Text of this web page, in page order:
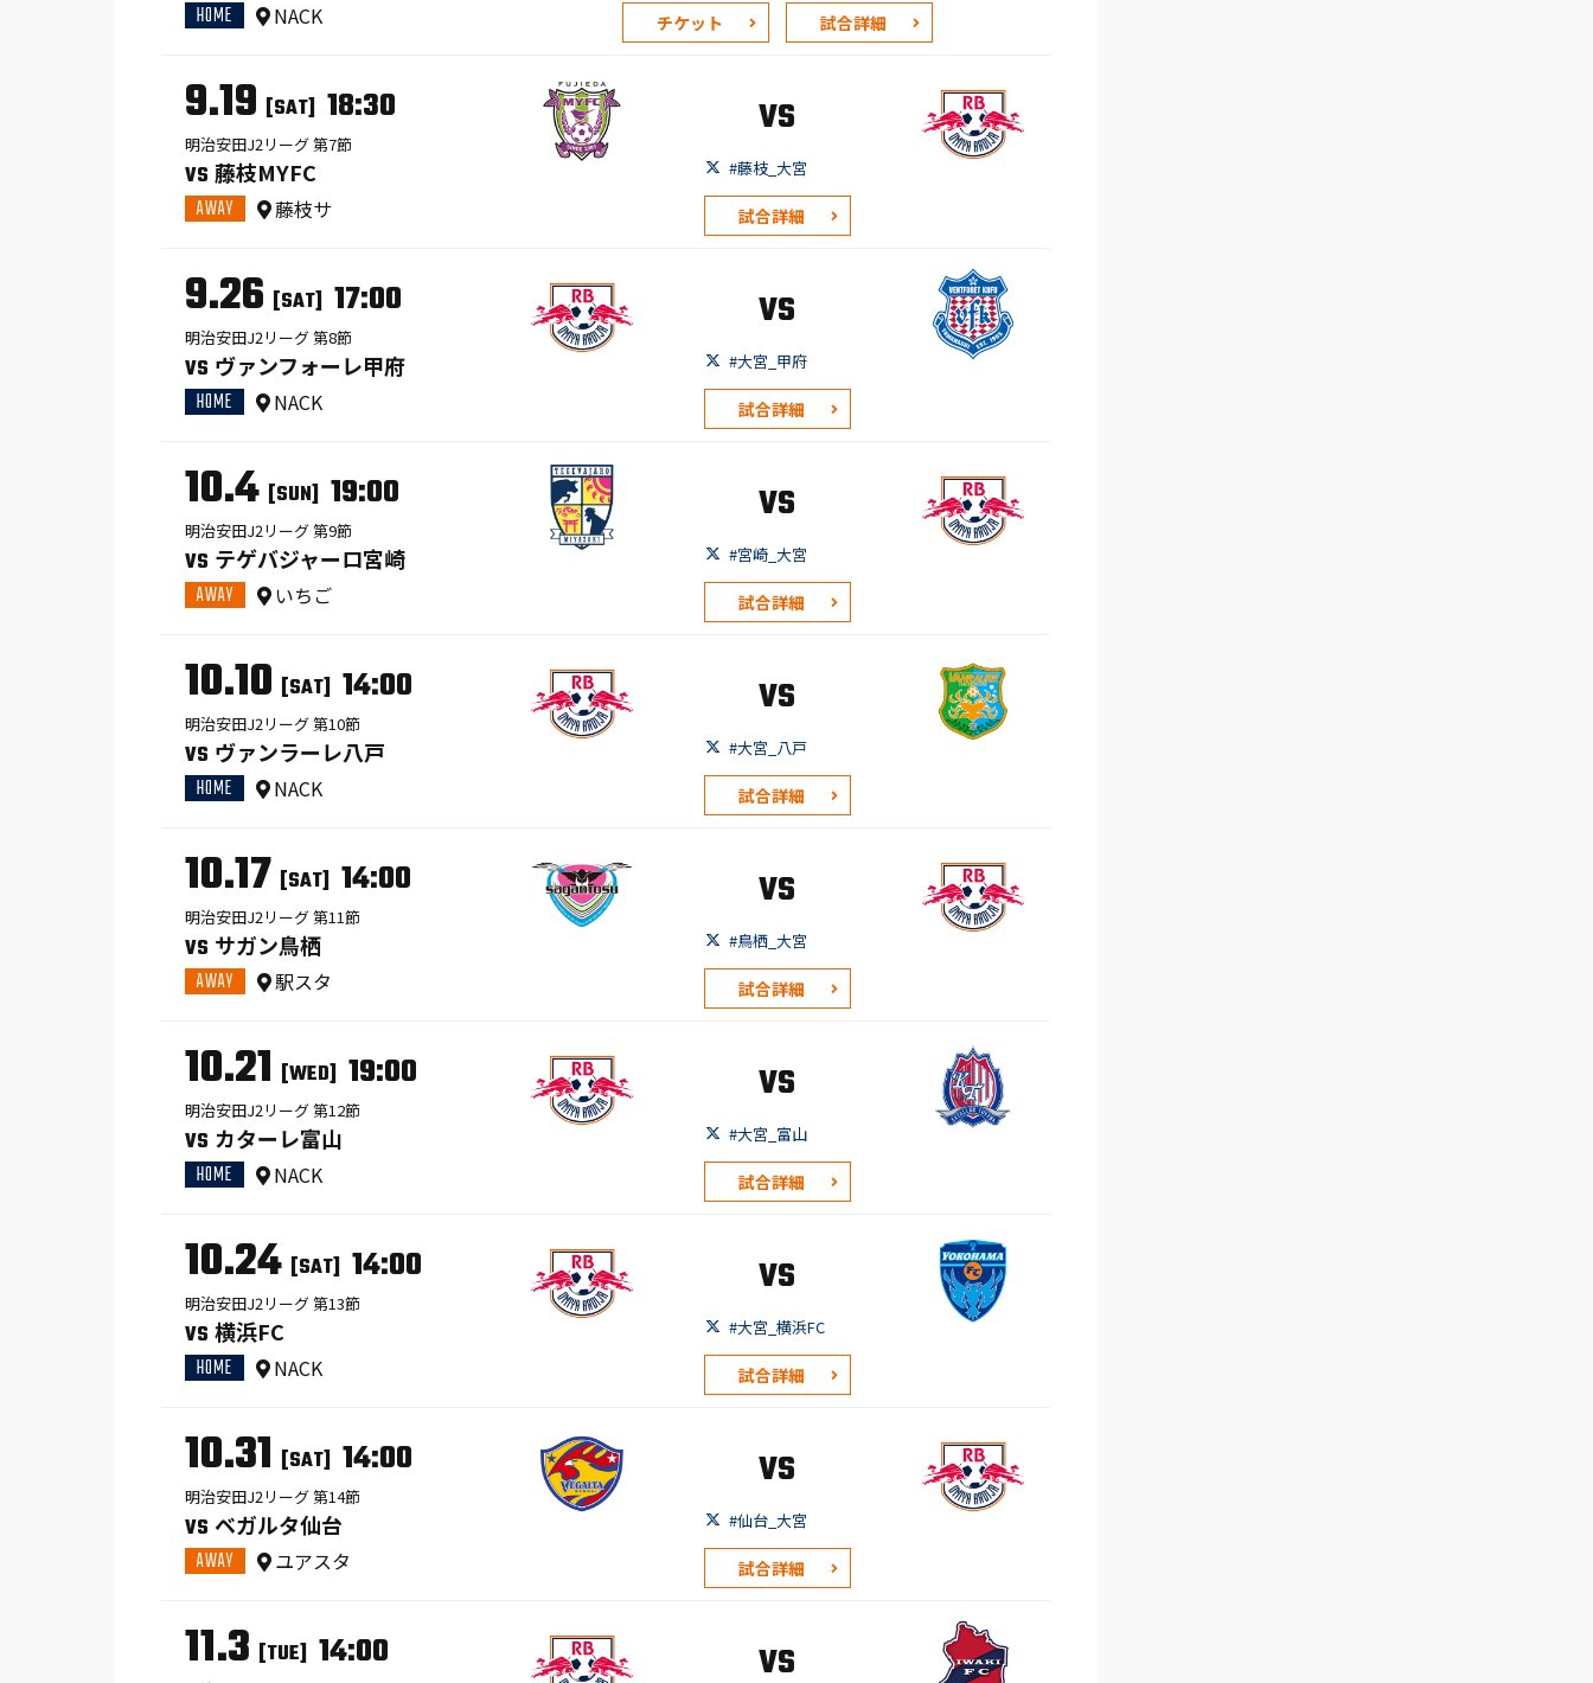
HOME
NACK チケット 試合詳細
9.19 [SAT] 18:30
明治安田J2リーグ 第7節
VS 藤枝MYFC
AWAY
藤枝サ
VS
#藤枝_大宮
試合詳細
9.26 [SAT] 17:00
明治安田J2リーグ 第8節
VS ヴァンフォーレ甲府
HOME
NACK
VS
#大宮_甲府
試合詳細
10.4 [SUN] 19:00
明治安田J2リーグ 第9節
VS テゲバジャーロ宮崎
AWAY
いちご
VS
#宮崎_大宮
試合詳細
10.10 [SAT] 14:00
明治安田J2リーグ 第10節
VS ヴァンラーレ八戸
HOME
NACK
VS
#大宮_八戸
試合詳細
10.17 [SAT] 14:00
明治安田J2リーグ 第11節
VS サガン鳥栖
AWAY
駅スタ
VS
#鳥栖_大宮
試合詳細
10.21 [WED] 19:00
明治安田J2リーグ 第12節
VS カターレ富山
HOME
NACK
VS
#大宮_富山
試合詳細
10.24 [SAT] 14:00
明治安田J2リーグ 第13節
VS 横浜FC
HOME
NACK
VS
#大宮_横浜FC
試合詳細
10.31 [SAT] 14:00
明治安田J2リーグ 第14節
VS ベガルタ仙台
AWAY
ユアスタ
VS
#仙台_大宮
試合詳細
11.3 [TUE] 14:00 VS